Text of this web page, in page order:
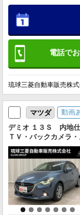
電話で
琉球三菱自動車販売株
マツダ
動画
デミオ １３Ｓ 内地
ＴＶ・バックカメラ
害物センサー・アイ
９００ｋｍ